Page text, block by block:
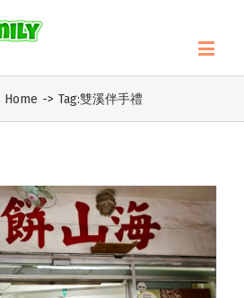
Home -> Tag:雙溪伴手禮